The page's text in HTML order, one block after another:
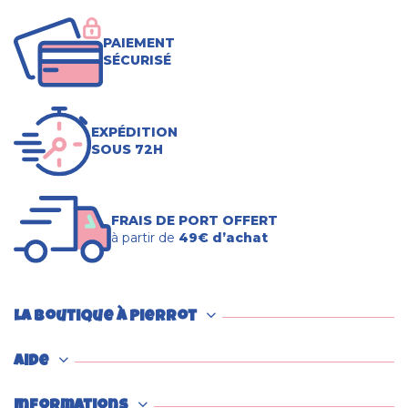
PAIEMENT
SÉCURISÉ
EXPÉDITION
SOUS 72H
FRAIS DE PORT OFFERT
à partir de 49€ d’achat
La boutique à Pierrot
Aide